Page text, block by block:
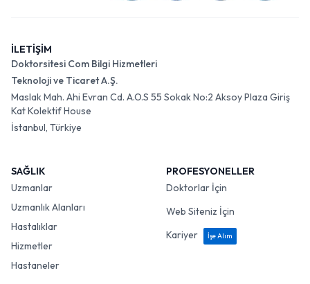
İLETİŞİM
Doktorsitesi Com Bilgi Hizmetleri
Teknoloji ve Ticaret A.Ş.
Maslak Mah. Ahi Evran Cd. A.O.S 55 Sokak No:2 Aksoy Plaza Giriş
Kat Kolektif House
İstanbul, Türkiye
SAĞLIK
Uzmanlar
Uzmanlık Alanları
Hastalıklar
Hizmetler
Hastaneler
PROFESYONELLER
Doktorlar İçin
Web Siteniz İçin
Kariyer
İşe Alım